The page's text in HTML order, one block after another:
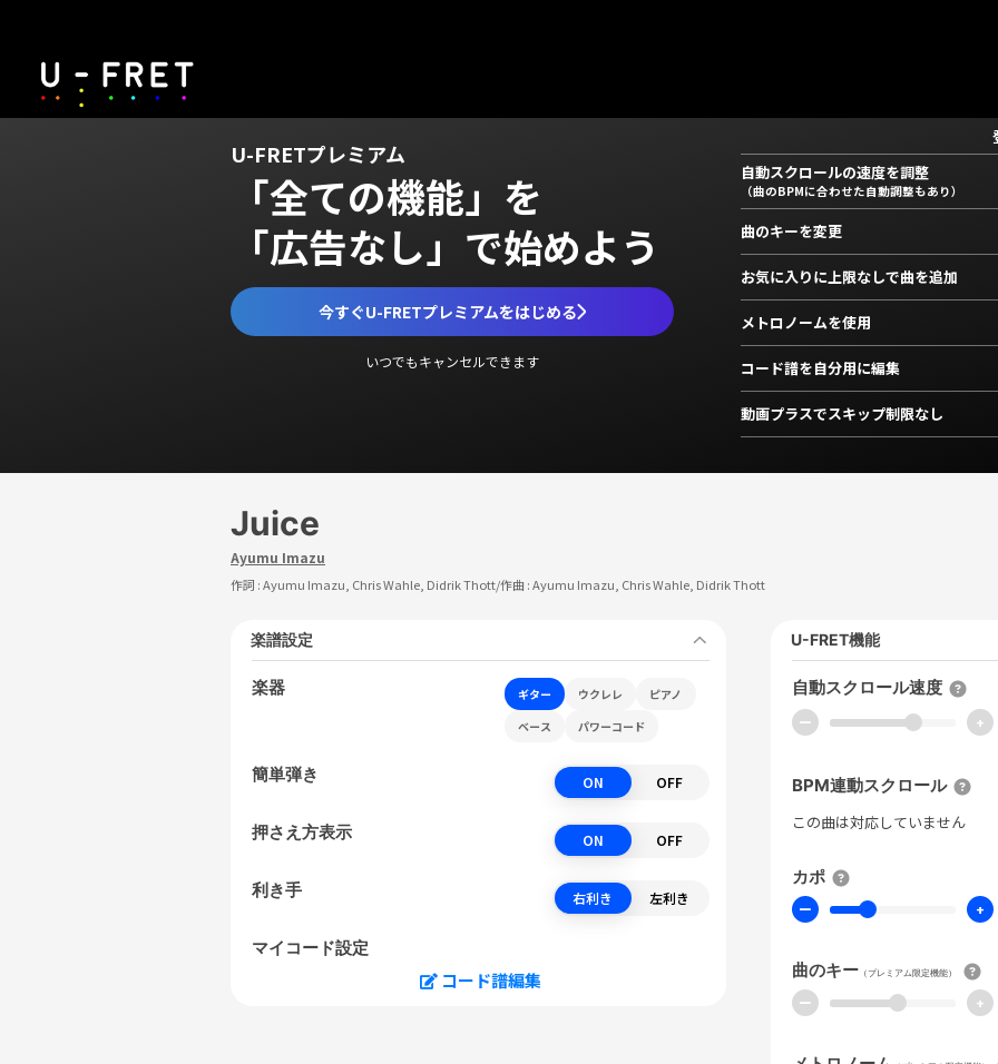
U-FRETプレミアム
「全ての機能」を
「広告なし」で始めよう
今すぐU-FRETプレミアムをはじめる
いつでもキャンセルできます
自動スクロールの速度を調整
（曲のBPMに合わせた自動調整もあり）
曲のキーを変更
お気に入りに上限なしで曲を追加
メトロノームを使用
コード譜を自分用に編集
動画プラスでスキップ制限なし
Juice
Ayumu Imazu
作詞 :Ayumu Imazu, Chris Wahle, Didrik Thott/作曲 :Ayumu Imazu, Chris Wahle, Didrik Thott
楽譜設定
楽器 ギター ウクレレ
ピアノ
ベース
パワーコード
簡単弾き ON OFF
押さえ方表示 ON OFF
利き手 右利き 左利き
マイコード設定
コード譜編集
U-FRET機能
自動スクロール速度
ー +
BPM連動スクロール
この曲は対応していません
カポ
ー +
曲のキー （プレミアム限定機能）
ー +